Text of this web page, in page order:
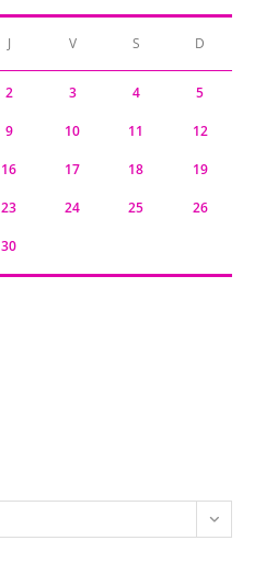
J V S D
2 3 4 5
9 10 11 12
16 17 18 19
23 24 25 26
30